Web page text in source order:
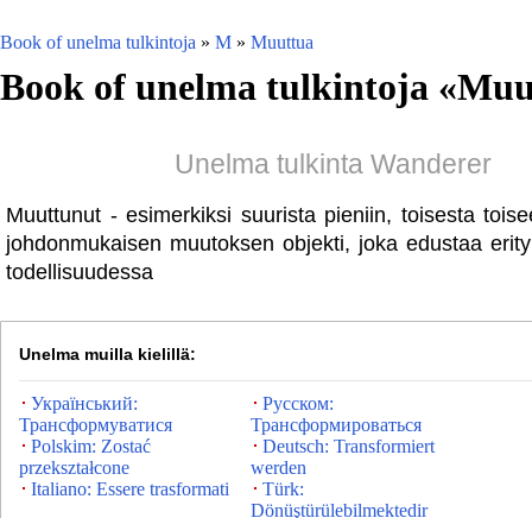
Book of unelma tulkintoja » M » Muuttua
Book of unelma tulkintoja «
Unelma tulkinta Wanderer
Muuttunut - esimerkiksi suurista pieniin, toisesta
johdonmukaisen muutoksen objekti, joka edustaa
todellisuudessa
Unelma muilla kielillä:
Український:
Трансформуватися
Русском:
Трансформироваться
Polskim: Zostać
przekształcone
Deutsch: Transformiert
werden
Italiano: Essere trasformati
Türk:
Dönüştürülebilmektedir